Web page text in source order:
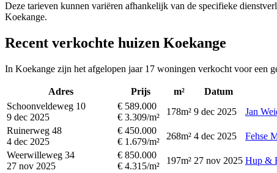
Deze tarieven kunnen variëren afhankelijk van de specifieke
Koekange.
Recent verkochte huizen Koekange
In Koekange zijn het afgelopen jaar 17 woningen verkocht voor een
Adres Prijs m² Datum
Schoonveldeweg 10
9 dec 2025
€ 589.000
€ 3.309/m²
178m² 9 dec 2025
Jan
Ruinerweg 48
4 dec 2025
€ 450.000
€ 1.679/m²
268m² 4 dec 2025
Fehse
Weerwilleweg 34
27 nov 2025
€ 850.000
€ 4.315/m²
197m² 27 nov 2025 Hup &